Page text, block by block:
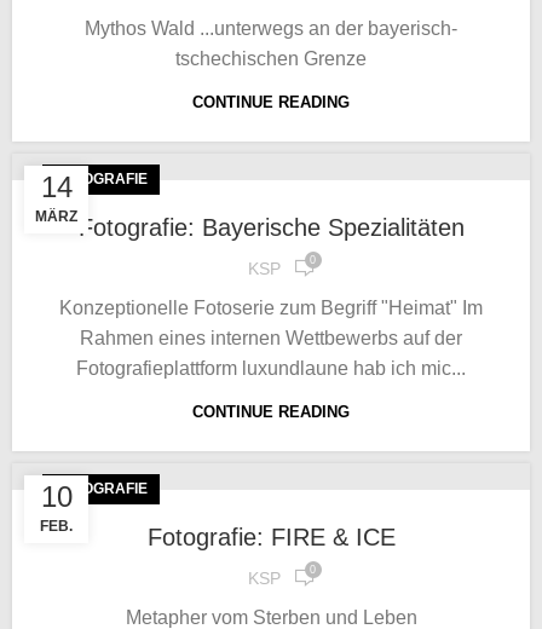
Mythos Wald ...unterwegs an der bayerisch-
tschechischen Grenze
CONTINUE READING
14
MÄRZ
FOTOGRAFIE
Fotografie: Bayerische Spezialitäten
KSP 0
Konzeptionelle Fotoserie zum Begriff "Heimat" Im
Rahmen eines internen Wettbewerbs auf der
Fotografieplattform luxundlaune hab ich mic...
CONTINUE READING
10
FEB.
FOTOGRAFIE
Fotografie: FIRE & ICE
KSP 0
Metapher vom Sterben und Leben